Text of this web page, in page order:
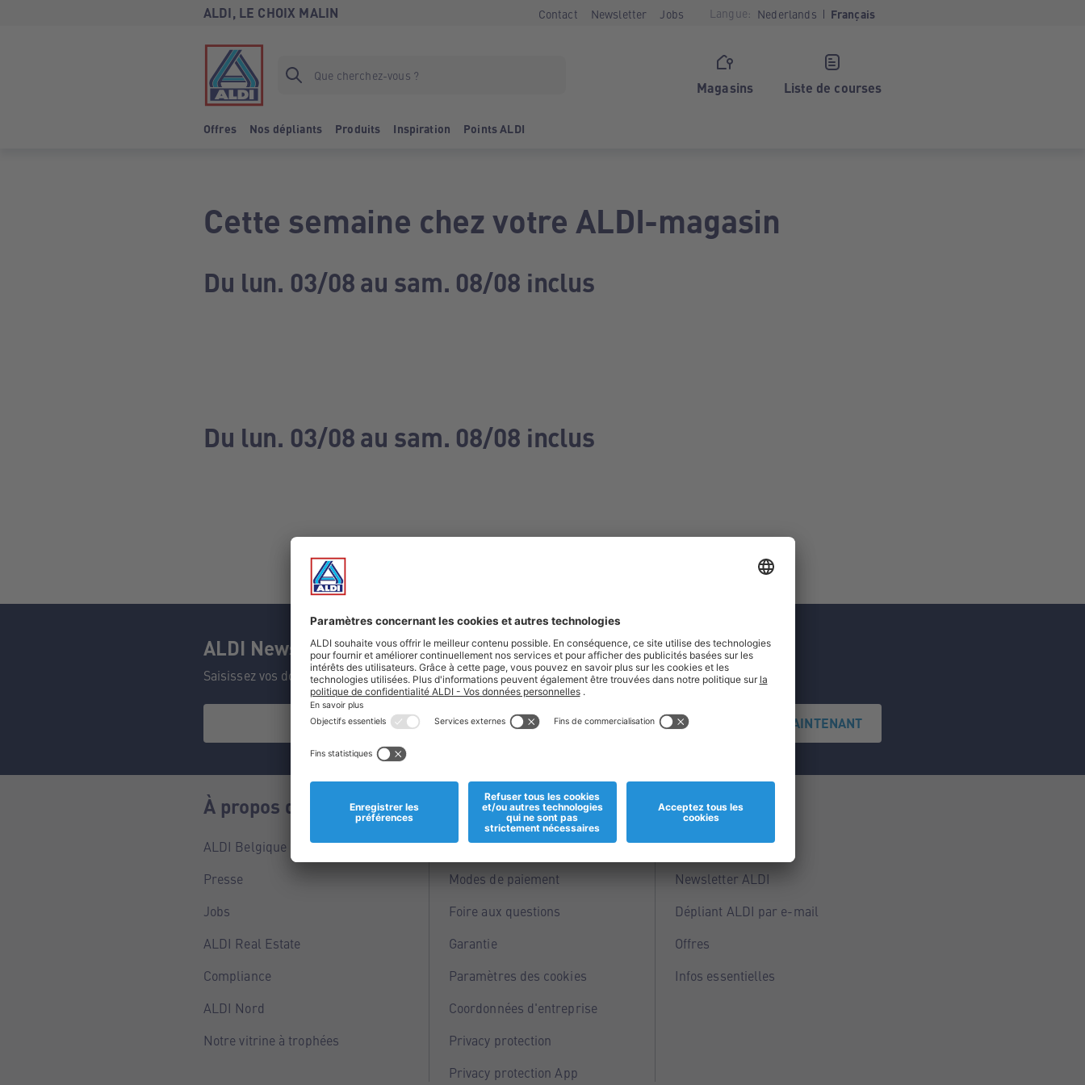
ALDI, LE CHOIX MALIN Contact Newsletter Jobs Langue: Nederlands Français
Magasins Liste de courses
Offres Nos dépliants Produits Inspiration Points ALDI
Cette semaine chez votre ALDI-magasin
Du lun. 03/08 au sam. 08/08 inclus
Du lun. 03/08 au sam. 08/08 inclus
ALDI Newsletter
Saisissez vos données et ne manquez aucune de nos offres.
S'INSCRIRE MAINTENANT
À propos de nous
ALDI Belgique
Presse
Jobs
ALDI Real Estate
Compliance
ALDI Nord
Notre vitrine à trophées
Informations
Magasins
Modes de paiement
Foire aux questions
Garantie
Paramètres des cookies
Coordonnées d'entreprise
Privacy protection
Privacy protection App
Service
Points ALDI
Newsletter ALDI
Dépliant ALDI par e-mail
Offres
Infos essentielles